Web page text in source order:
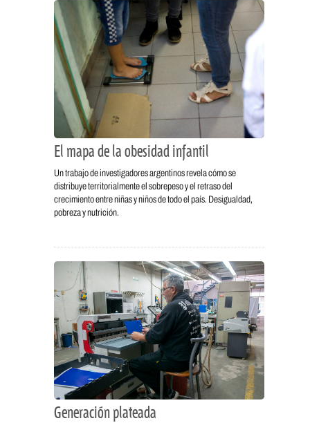
El mapa de la obesidad infantil
Un trabajo de investigadores argentinos revela cómo se
distribuye territorialmente el sobrepeso y el retraso del
crecimiento entre niñas y niños de todo el país. Desigualdad,
pobreza y nutrición.
Generación plateada